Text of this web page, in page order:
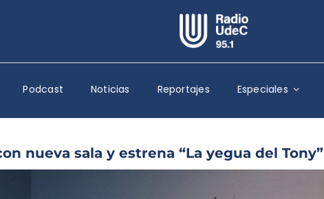
Escuchar Radio UdeC en vivo
Quiénes Somos
Programación
Podcast
Podcast Noticias Reportajes Especiales
nueva sala y estrena “La yegua del Tony”